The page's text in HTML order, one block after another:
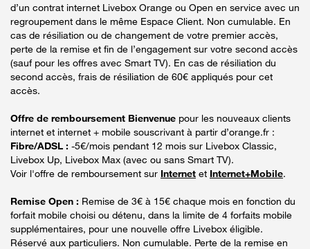
d’un contrat internet Livebox Orange ou Open en service avec un
regroupement dans le même Espace Client. Non cumulable. En
cas de résiliation ou de changement de votre premier accès,
perte de la remise et fin de l’engagement sur votre second accès
(sauf pour les offres avec Smart TV). En cas de résiliation du
second accès, frais de résiliation de 60€ appliqués pour cet
accès.
Offre de remboursement Bienvenue pour les nouveaux clients
internet et internet + mobile souscrivant à partir d’orange.fr :
Fibre/ADSL : -5€/mois pendant 12 mois sur Livebox Classic,
Livebox Up, Livebox Max (avec ou sans Smart TV).
Voir l'offre de remboursement sur Internet et Internet+Mobile.
Remise Open : Remise de 3€ à 15€ chaque mois en fonction du
forfait mobile choisi ou détenu, dans la limite de 4 forfaits mobile
supplémentaires, pour une nouvelle offre Livebox éligible.
Réservé aux particuliers. Non cumulable. Perte de la remise en